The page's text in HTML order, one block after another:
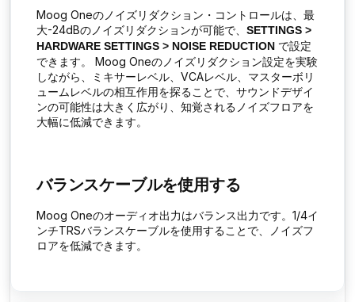
Moog Oneのノイズリダクション・コントロールは、最
大-24dBのノイズリダクションが可能で、 SETTINGS >
HARDWARE SETTINGS > NOISE REDUCTION で設定
できます。 Moog Oneのノイズリダクション設定を実験
しながら、ミキサーレベル、VCAレベル、マスターボリ
ュームレベルの相互作用を探ることで、サウンドデザイ
ンの可能性は大きく広がり、知覚されるノイズフロアを
大幅に低減できます。
バランスケーブルを使用する
Moog Oneのオーディオ出力はバランス出力です。1/4イ
ンチTRSバランスケーブルを使用することで、ノイズフ
ロアを低減できます。